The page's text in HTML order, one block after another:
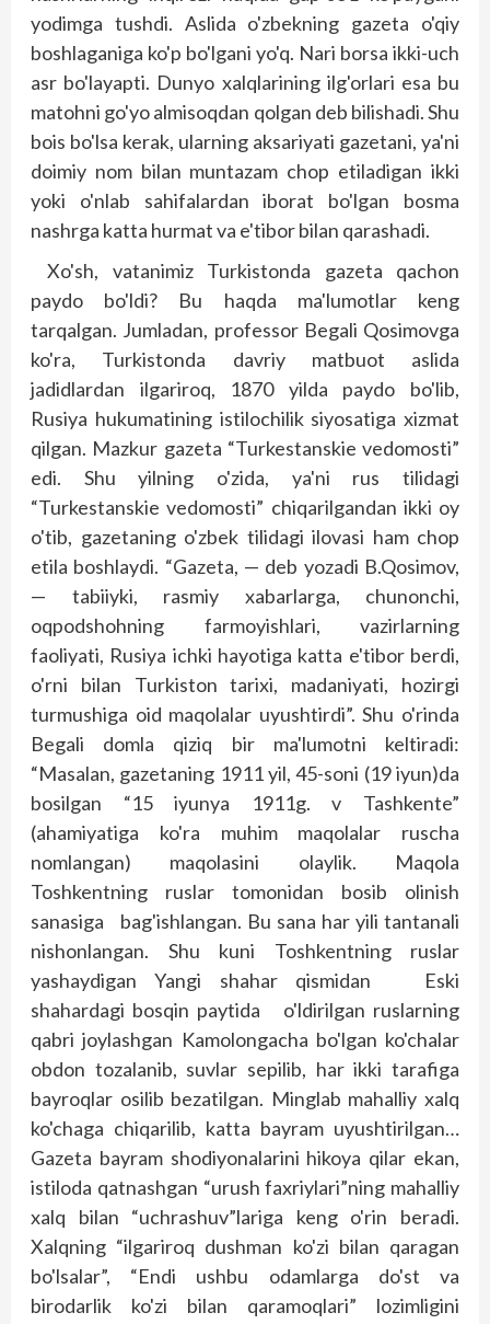
yodimga tushdi. Aslida o'zbekning gazeta o'qiy
bosh­laganiga ko'p bo'lgani yo'q. Nari borsa ikki-uch
asr bo'layapti. Dunyo xalqlarining ilg'orlari esa bu
matohni go'yo almisoqdan qolgan deb bilishadi. Shu
bois bo'lsa kerak, ularning aksariyati gazetani, ya'ni
doimiy nom bilan muntazam chop etiladigan ikki
yoki o'nlab sahifalardan iborat bo'lgan bosma
nashrga katta hurmat va e'tibor bilan qarashadi.
Xo'sh, vatanimiz Turkistonda gazeta qachon
paydo bo'ldi? Bu haqda ma'lumotlar keng
tarqalgan. Jumladan, professor Begali Qosimovga
ko'ra, Turkistonda davriy matbuot aslida
jadidlardan ilgariroq, 1870 yilda paydo bo'lib,
Rusiya hukumatining istilochilik siyosatiga xizmat
qilgan. Mazkur gazeta “Turkestans­kie vedomosti”
edi. Shu yilning o'zida, ya'ni rus tilidagi
“Turkestanskie vedomosti” chiqarilgandan ikki oy
o'tib, gazetaning o'zbek tilidagi ilovasi ham chop
etila boshlaydi. “Gazeta, — deb yozadi B.Qosimov,
— tabiiyki, rasmiy xabarlarga, chunonchi,
oqpodshohning farmo­yishlari, vazirlarning
faoliyati, Rusiya ichki hayotiga katta e'tibor berdi,
o'rni bilan Turkiston tarixi, madaniyati, hozirgi
turmushiga oid maqolalar uyushtirdi”. Shu o'rinda
Begali domla qiziq bir ma'lumotni keltiradi:
“Masalan, gazetaning 1911 yil, 45-soni (19 iyun)da
bosilgan “15 iyunya 1911g. v Tashkente”
(ahamiyatiga ko'ra muhim maqolalar ruscha
nomlangan) maqolasini olaylik. Maqola
Toshkentning ruslar tomonidan bosib olinish
sanasiga bag'ishlangan. Bu sana har yili tantanali
nishonlangan. Shu kuni Toshkentning ruslar
yashaydigan Yangi shahar qismidan Eski
shahardagi bosqin paytida o'ldirilgan ruslarning
qabri joylashgan Kamolongacha bo'lgan ko'chalar
obdon tozalanib, suvlar sepilib, har ikki tarafiga
bayroqlar osilib bezatilgan. Minglab mahalliy xalq
ko'chaga chiqarilib, katta bayram uyushtirilgan…
Gazeta bayram shodiyonalarini hikoya qilar ekan,
istiloda qatnashgan “urush faxriylari”ning mahalliy
xalq bilan “uchrashuv”lariga keng o'rin beradi.
Xalqning “ilgariroq dushman ko'zi bilan qaragan
bo'lsalar”, “Endi ushbu odamlarga do'st va
birodarlik ko'zi bilan qaramoqlari” lozimligini